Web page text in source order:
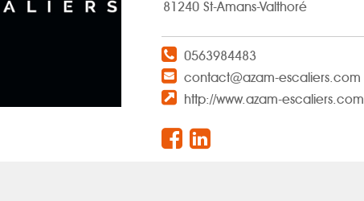
81240 St-Amans-Valthoré
0563984483
contact@azam-escaliers.com
http://www.azam-escaliers.com